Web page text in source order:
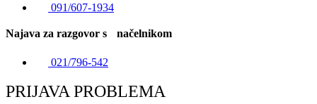
091/607-1934
Najava za razgovor s načelnikom
021/796-542
PRIJAVA PROBLEMA